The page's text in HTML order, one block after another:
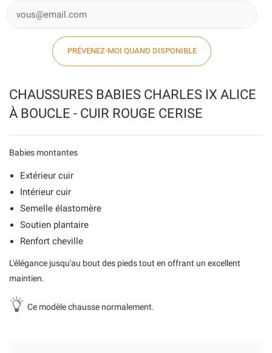
CHAUSSURES BABIES CHARLES IX ALICE
À BOUCLE - CUIR ROUGE CERISE
Babies montantes
Extérieur cuir
Intérieur cuir
Semelle élastomère
Soutien plantaire
Renfort cheville
L'élégance jusqu'au bout des pieds tout en offrant un excellent
maintien.
Ce modèle chausse normalement.
PRÉVENEZ-MOI QUAND DISPONIBLE